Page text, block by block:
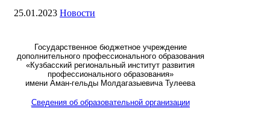
25.01.2023 Новости
Государственное бюджетное учреждение
дополнительного профессионального образования
«Кузбасский региональный институт развития
профессионального образования»
имени Аман-гельды Молдагазыевича Тулеева
Сведения об образовательной организации